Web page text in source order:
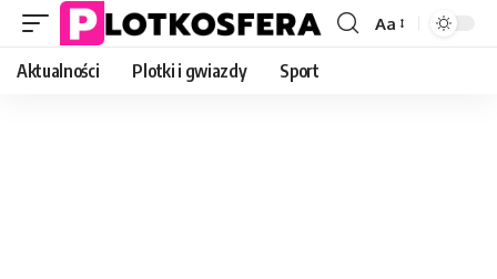
Font
Aa
Aktualności Plotki i gwiazdy Sport